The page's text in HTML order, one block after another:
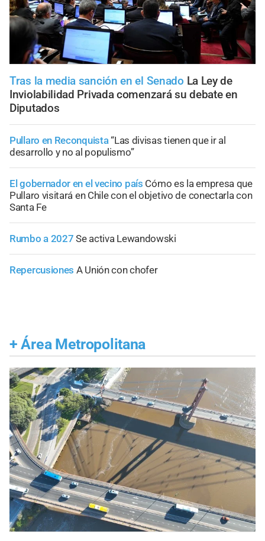
Tras la media sanción en el Senado La Ley de
Inviolabilidad Privada comenzará su debate en
Diputados
Pullaro en Reconquista“Las divisas tienen que ir al
desarrollo y no al populismo”
El gobernador en el vecino país Cómo es la empresa que
Pullaro visitará en Chile con el objetivo de conectarla con
Santa Fe
Rumbo a 2027 Se activa Lewandowski
Repercusiones A Unión con chofer
+ Área Metropolitana